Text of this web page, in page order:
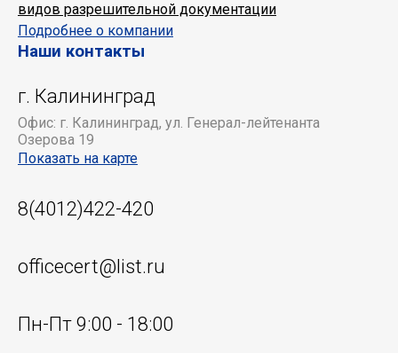
видов разрешительной документации
Подробнее о компании
Наши контакты
г. Калининград
Офис: г. Калининград, ул. Генерал-лейтенанта
Озерова 19
Показать на карте
8(4012)422-420
officecert@list.ru
Пн-Пт 9:00 - 18:00